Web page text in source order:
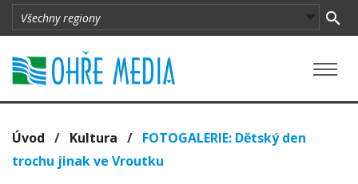
Úvod / Kultura / FOTOGALERIE: Dětský den
trochu jinak ve Vroutku